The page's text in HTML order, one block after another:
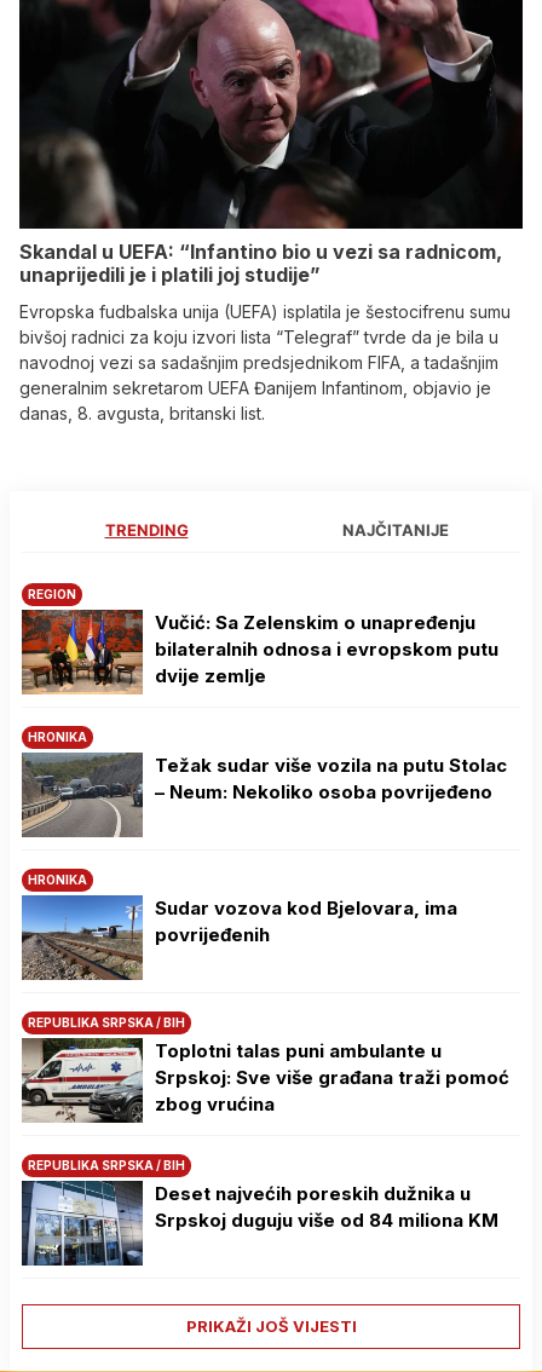
Skandal u UEFA: “Infantino bio u vezi sa radnicom,
unaprijedili je i platili joj studije”
Evropska fudbalska unija (UEFA) isplatila je šestocifrenu sumu
bivšoj radnici za koju izvori lista “Telegraf” tvrde da je bila u
navodnoj vezi sa sadašnjim predsjednikom FIFA, a tadašnjim
generalnim sekretarom UEFA Đanijem Infantinom, objavio je
danas, 8. avgusta, britanski list.
TRENDING NAJČITANIJE
REGION
Vučić: Sa Zelenskim o unapređenju
bilateralnih odnosa i evropskom putu
dvije zemlje
HRONIKA
Težak sudar više vozila na putu Stolac
– Neum: Nekoliko osoba povrijeđeno
HRONIKA
Sudar vozova kod Bjelovara, ima
povrijeđenih
REPUBLIKA SRPSKA / BIH
Toplotni talas puni ambulante u
Srpskoj: Sve više građana traži pomoć
zbog vrućina
REPUBLIKA SRPSKA / BIH
Deset najvećih poreskih dužnika u
Srpskoj duguju više od 84 miliona KM
PRIKAŽI JOŠ VIJESTI